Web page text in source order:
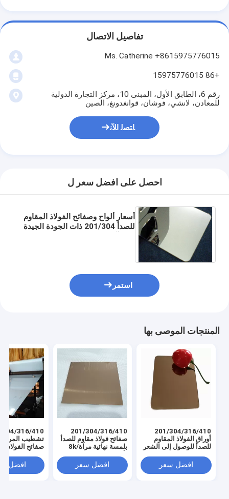
تفاصيل الاتصال
Ms. Catherine +8615975776015
+86 15975776015
رقم 6، الطابق الأول، المبنى 10، مركز التجارة الدولية
للمعادن، لانشي، فوشان، قوانغدونغ، الصين
ﺎﺘﺼﻟ ﺍﻶﻧ
احصل على افضل سعر ل
أسعار ألواح وصفائح الفولاذ المقاوم
للصدأ 201/304 ذات الجودة الجيدة
استمر
المنتجات الموصى بها
201/304/316/410
أوراق الفولاذ المقاوم
للصدأ للوصول إلى الشعر
افضل سعر
201/304/316/410
صفائح فولاذ مقاوم للصدأ
بلمسة نهائية مرآة/8k
افضل سعر
304/316/410
صفائح الفولاذ
معدات المطبخ
افضل